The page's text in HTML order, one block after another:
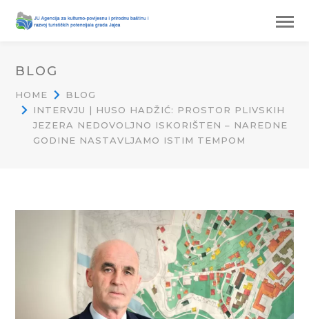
BLOG
HOME
BLOG
INTERVJU | HUSO HADŽIĆ: PROSTOR PLIVSKIH
JEZERA NEDOVOLJNO ISKORIŠTEN – NAREDNE
GODINE NASTAVLJAMO ISTIM TEMPOM